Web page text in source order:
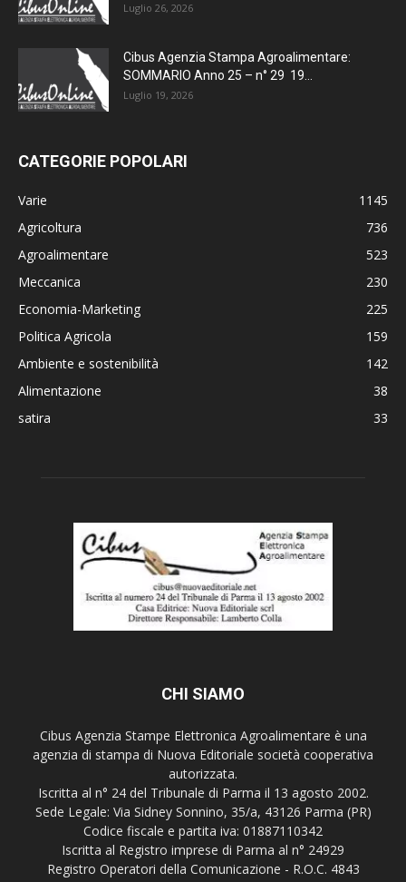
Luglio 26, 2026
Cibus Agenzia Stampa Agroalimentare:
SOMMARIO Anno 25 – n° 29 19...
Luglio 19, 2026
CATEGORIE POPOLARI
Varie
1145
Agricoltura
736
Agroalimentare
523
Meccanica
230
Economia-Marketing
225
Politica Agricola
159
Ambiente e sostenibilità
142
Alimentazione
38
satira
33
CHI SIAMO
Cibus Agenzia Stampe Elettronica Agroalimentare è una
agenzia di stampa di Nuova Editoriale società cooperativa
autorizzata.
Iscritta al n° 24 del Tribunale di Parma il 13 agosto 2002.
Sede Legale: Via Sidney Sonnino, 35/a, 43126 Parma (PR)
Codice fiscale e partita iva: 01887110342
Iscritta al Registro imprese di Parma al n° 24929
Registro Operatori della Comunicazione - R.O.C. 4843